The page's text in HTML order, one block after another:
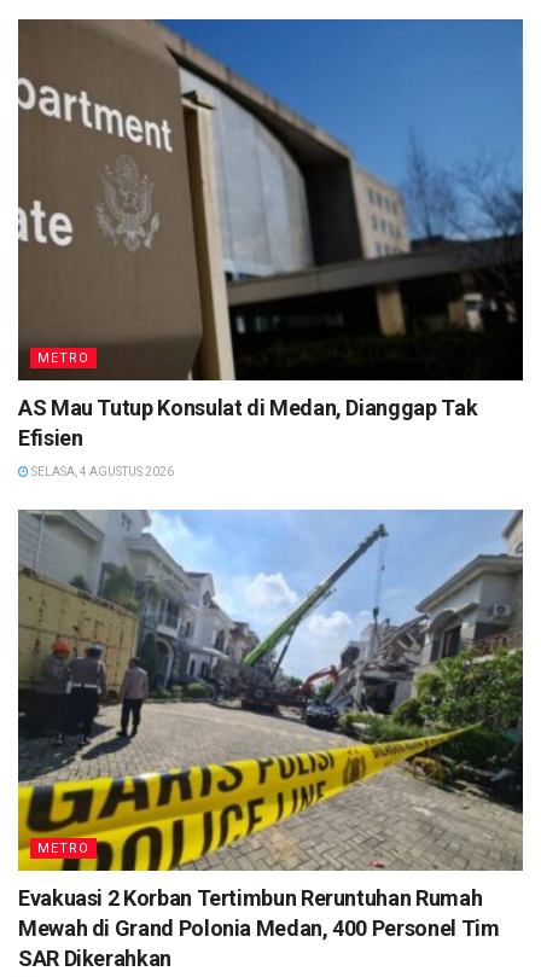
METRO
AS Mau Tutup Konsulat di Medan, Dianggap Tak
Efisien
SELASA, 4 AGUSTUS 2026
METRO
Evakuasi 2 Korban Tertimbun Reruntuhan Rumah
Mewah di Grand Polonia Medan, 400 Personel Tim
SAR Dikerahkan